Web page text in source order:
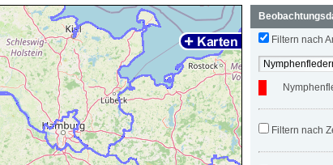
Filtern nach
Filtern nach